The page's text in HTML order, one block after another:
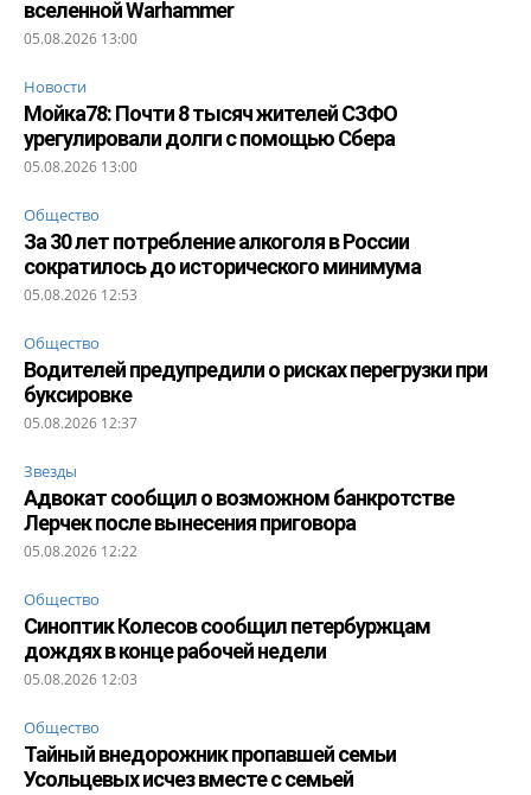
вселенной Warhammer
05.08.2026 13:00
Новости
Мойка78: Почти 8 тысяч жителей СЗФО
урегулировали долги с помощью Сбера
05.08.2026 13:00
Общество
За 30 лет потребление алкоголя в России
сократилось до исторического минимума
05.08.2026 12:53
Общество
Водителей предупредили о рисках перегрузки при
буксировке
05.08.2026 12:37
Звезды
Адвокат сообщил о возможном банкротстве
Лерчек после вынесения приговора
05.08.2026 12:22
Общество
Синоптик Колесов сообщил петербуржцам
дождях в конце рабочей недели
05.08.2026 12:03
Общество
Тайный внедорожник пропавшей семьи
Усольцевых исчез вместе с семьей